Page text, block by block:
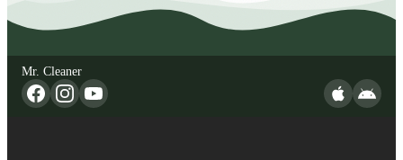
Mr. Cleaner